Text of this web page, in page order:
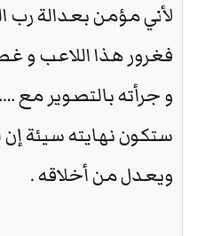
لأني مؤمن بعدالة رب
فغرور هذا اللاعب و
و جرأته بالتصوير مع
ستكون نهايته سيئة
ويعدل من أخلاقه .